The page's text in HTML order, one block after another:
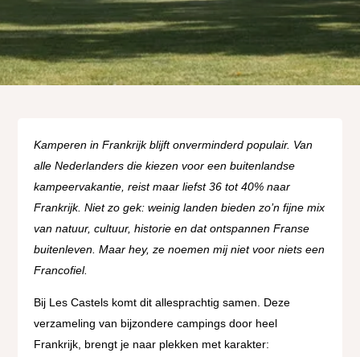
Kamperen in Frankrijk blijft onverminderd populair. Van
alle Nederlanders die kiezen voor een buitenlandse
kampeervakantie, reist maar liefst 36 tot 40% naar
Frankrijk. Niet zo gek: weinig landen bieden zo’n fijne mix
van natuur, cultuur, historie en dat ontspannen Franse
buitenleven. Maar hey, ze noemen mij niet voor niets een
Francofiel.
Bij Les Castels komt dit allesprachtig samen. Deze
verzameling van bijzondere campings door heel
Frankrijk, brengt je naar plekken met karakter: